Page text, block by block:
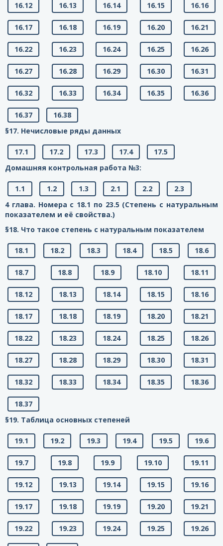
16.12 16.13 16.14 16.15 16.16
16.17 16.18 16.19 16.20 16.21
16.22 16.23 16.24 16.25 16.26
16.27 16.28 16.29 16.30 16.31
16.32 16.33 16.34 16.35 16.36
16.37
16.38
§17. Нечисловые ряды данных
17.1 17.2 17.3 17.4
17.5
Домашняя контрольная работа №3:
1.1 1.2 1.3 2.1 2.2
2.3
4 глава. Номера с 18.1 по 23.5 (Степень с натуральным
показателем и её свойства.)
§18. Что такое степень с натуральным показателем
18.1 18.2 18.3 18.4 18.5 18.6
18.7 18.8 18.9 18.10 18.11
18.12 18.13 18.14 18.15 18.16
18.17 18.18 18.19 18.20 18.21
18.22 18.23 18.24 18.25 18.26
18.27 18.28 18.29 18.30 18.31
18.32 18.33 18.34 18.35 18.36
18.37
§19. Таблица основных степеней
19.1 19.2 19.3 19.4 19.5 19.6
19.7 19.8 19.9 19.10 19.11
19.12 19.13 19.14 19.15 19.16
19.17 19.18 19.19 19.20 19.21
19.22 19.23 19.24 19.25 19.26